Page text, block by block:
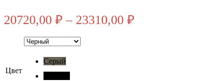
20720,00 ₽ – 23310,00 ₽
Цвет
Серый